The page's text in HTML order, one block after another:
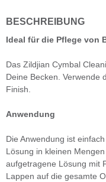
BESCHREIBUNG
Ideal für die Pflege von
Das Zildjian Cymbal
Deine Becken. Verwende
Finish.
Anwendung
Die Anwendung ist
Lösung in kleinen
aufgetragene Lösung mit
Lappen auf die gesamte